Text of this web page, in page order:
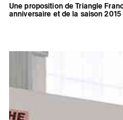
Publics associés
Les Nouveaux
Résident·es
Artistes associé·es
Une proposition de Triangle
anniversaire et de la saison 2015